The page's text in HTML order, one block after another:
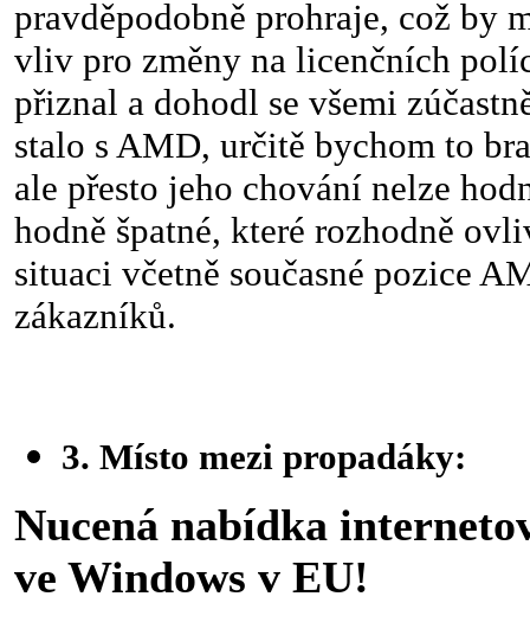
pravděpodobně prohraje, což by
vliv pro změny na licenčních
přiznal a dohodl se všemi
stalo s AMD, určitě bychom to
ale přesto jeho chování nelze
hodně špatné, které rozhodně
situaci včetně současné pozice
zákazníků.
3. Místo mezi propadáky:
Nucená nabídka
ve Windows v EU!